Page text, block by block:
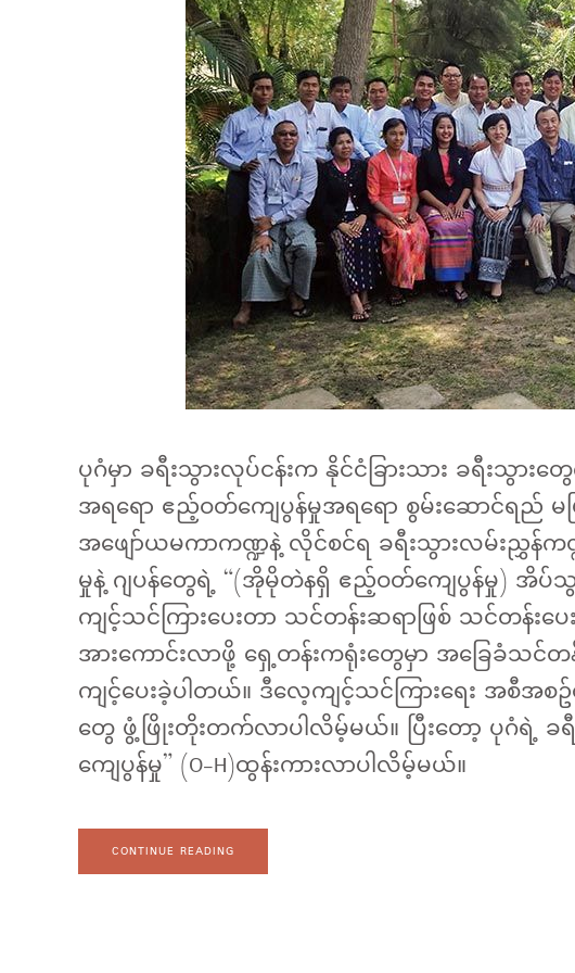
ပုဂံမှာ ခရီးသွားလုပ်ငန်းက နိုင်ငံခြားသား ခရီးသွာ
အရရော ဧည့်ဝတ်ကျေပွန်မှုအရရော စွမ်းဆောင်ရည်
အဖျော်ယမကာကဏ္ဍနဲ့ လိုင်စင်ရ ခရီးသွားလမ်းညွှန်
မှုနဲ့ ဂျပန်တွေရဲ့ “(အိုမိုတဲနရှိ ဧည့်ဝတ်ကျေပွန်မှု) အိပ်
ကျင့်သင်ကြားပေးတာ သင်တန်းဆရာဖြစ် သင်တန်း
အားကောင်းလာဖို့ ရှေ့တန်းကရုံးတွေမှာ အခြေခံသင်
ကျင့်ပေးခဲ့ပါတယ်။ ဒီလေ့ကျင့်သင်ကြားရေး အစီအ
တွေ ဖွံ့ဖြိုးတိုးတက်လာပါလိမ့်မယ်။ ပြီးတော့ ပုဂံရဲ့
ကျေပွန်မှု” (O-H)ထွန်းကားလာပါလိမ့်မယ်။
CONTINUE READING